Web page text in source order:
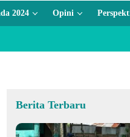
2024 Opini
Berita Terbaru